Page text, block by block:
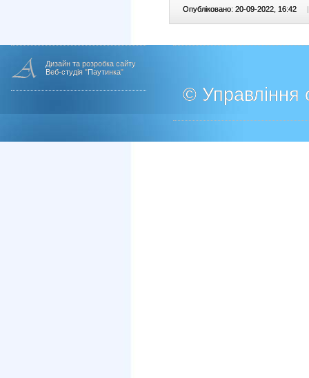
Опубліковано: 20-09-2022, 16:42 |
Дизайн та розробка сайту
Веб-студія "Паутинка"
© Управління